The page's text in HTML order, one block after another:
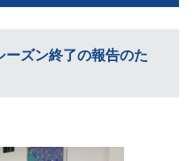
ズン終了の報告のた